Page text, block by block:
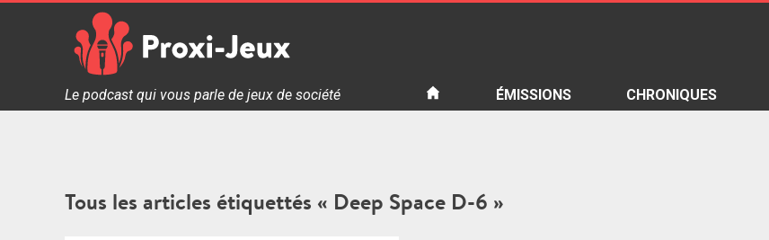
Proxi Jeux - Le podcast qui vous parle de jeux de société
Le podcast qui vous parle de jeux de société ÉMISSIONS CHRONIQUES
Tous les articles étiquettés « Deep Space D-6 »